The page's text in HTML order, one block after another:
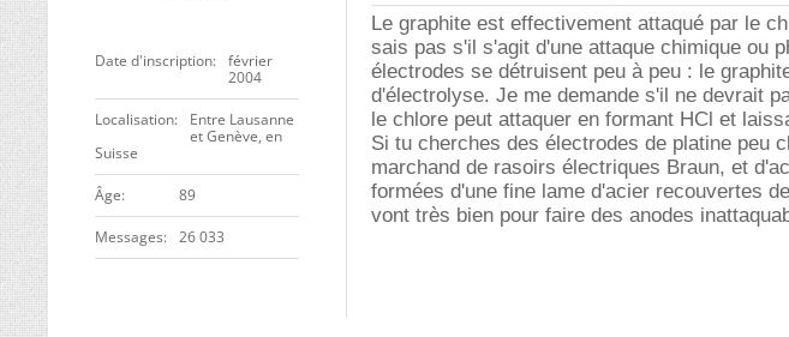
Date d'inscription
février
2004
Localisation
Entre Lausanne
et Genève, en
Suisse
ge 89
Messages 26 033
Le graphite est effectivement attaqué par le
sais pas s'il s'agit d'une attaque chimique ou
électrodes se détruisent peu à peu : le
d'électrolyse. Je me demande s'il ne devrait
le chlore peut attaquer en formant HCl et
Si tu cherches des électrodes de platine peu
marchand de rasoirs électriques Braun, et
formées d'une fine lame d'acier recouvertes
vont très bien pour faire des anodes